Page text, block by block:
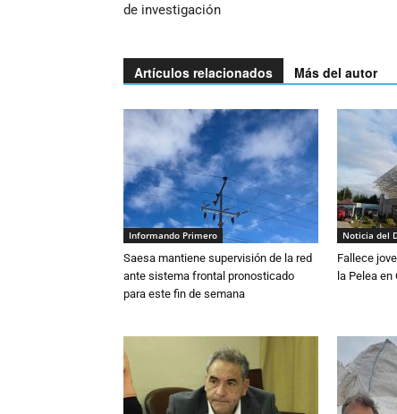
de investigación
Artículos relacionados Más del autor
Informando Primero
Saesa mantiene supervisión de la red
ante sistema frontal pronosticado
para este fin de semana
Noticia del
Fallece
la Pelea en